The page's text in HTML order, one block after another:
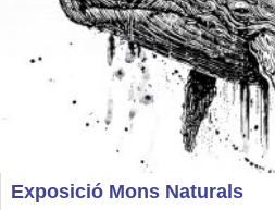
Exposició Mons Naturals